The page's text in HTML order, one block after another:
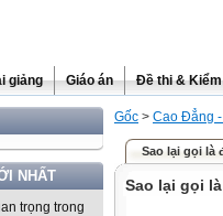
giảng Giáo án Đề thi &
NHẤT
trọng trong
Gốc > Cao Đẳng
Sao lại gọi là
Sao lại gọi